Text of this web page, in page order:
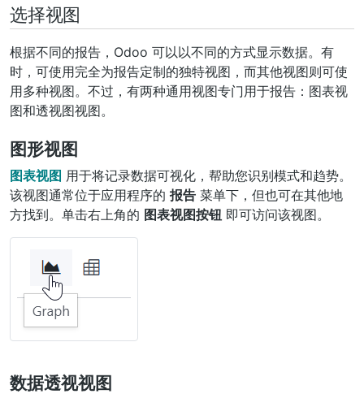
选择视图
根据不同的报告，Odoo 可以以不同的方式显示数据。有
时，可使用完全为报告定制的独特视图，而其他视图则可使
用多种视图。不过，有两种通用视图专门用于报告：图表视
图和透视图视图。
图形视图
图表视图 用于将记录数据可视化，帮助您识别模式和趋势。
该视图通常位于应用程序的 报告 菜单下，但也可在其他地
方找到。单击右上角的 图表视图按钮 即可访问该视图。
数据透视视图